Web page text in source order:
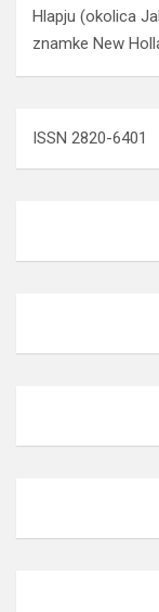
Hlapju (okolica
znamke New
ISSN 2820-6401